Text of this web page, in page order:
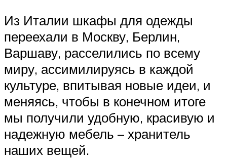
Из Италии шкафы для одежды
переехали в Москву, Берлин,
Варшаву, расселились по всему
миру, ассимилируясь в каждой
культуре, впитывая новые идеи, и
меняясь, чтобы в конечном итоге
мы получили удобную, красивую и
надежную мебель – хранитель
наших вещей.